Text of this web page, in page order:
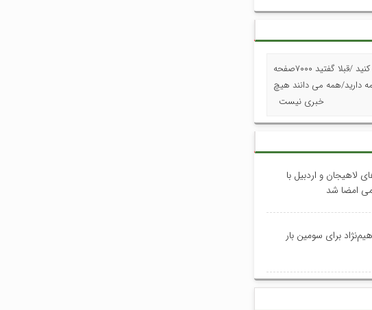
« روزنامه هم میهن: قطار خیالی پیشرفت را متوقف کنید /قبلا گفتید ۷۰۰۰صفحه
گویید برای ۳۷مسئله برنامه دارید/همه می دانند هیچ
خبری نیست
لاهیجان و اردبیل با
امضا شد
برای سومین بار